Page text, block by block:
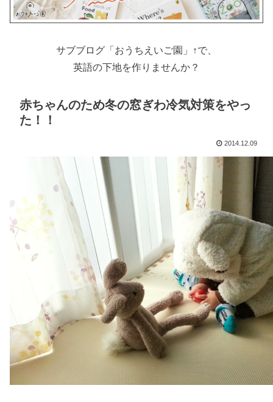
サブブログ「おうちえいご園」↑で、
英語の下地を作りませんか？
赤ちゃんのため冬の窓ぎわ冷気対策をやっ
た！！
2014.12.09